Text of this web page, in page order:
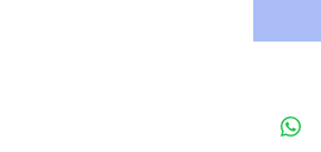
ース
作りく